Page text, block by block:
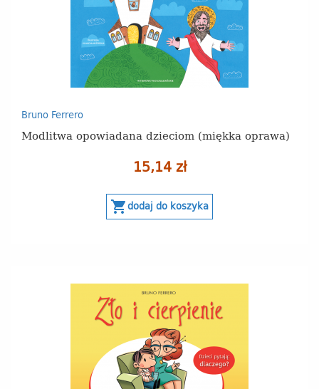
Bruno Ferrero
Modlitwa opowiadana dzieciom (miękka oprawa)
15,14 zł
shopping_cartdodaj do koszyka